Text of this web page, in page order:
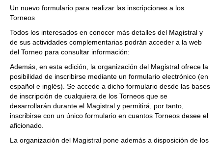
Un nuevo formulario para realizar las inscripciones a los
Torneos
Todos los interesados en conocer más detalles del Magistral y
de sus actividades complementarias podrán acceder a la web
del Torneo para consultar información:
Además, en esta edición, la organización del Magistral ofrece la
posibilidad de inscribirse mediante un formulario electrónico (en
español e inglés). Se accede a dicho formulario desde las bases
de inscripción de cualquiera de los Torneos que se
desarrollarán durante el Magistral y permitirá, por tanto,
inscribirse con un único formulario en cuantos Torneos desee el
aficionado.
La organización del Magistral pone además a disposición de los